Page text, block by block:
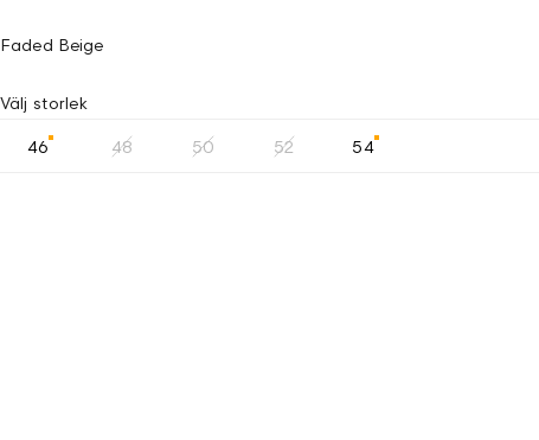
Faded Beige
Välj storlek
46 48 50 52 54